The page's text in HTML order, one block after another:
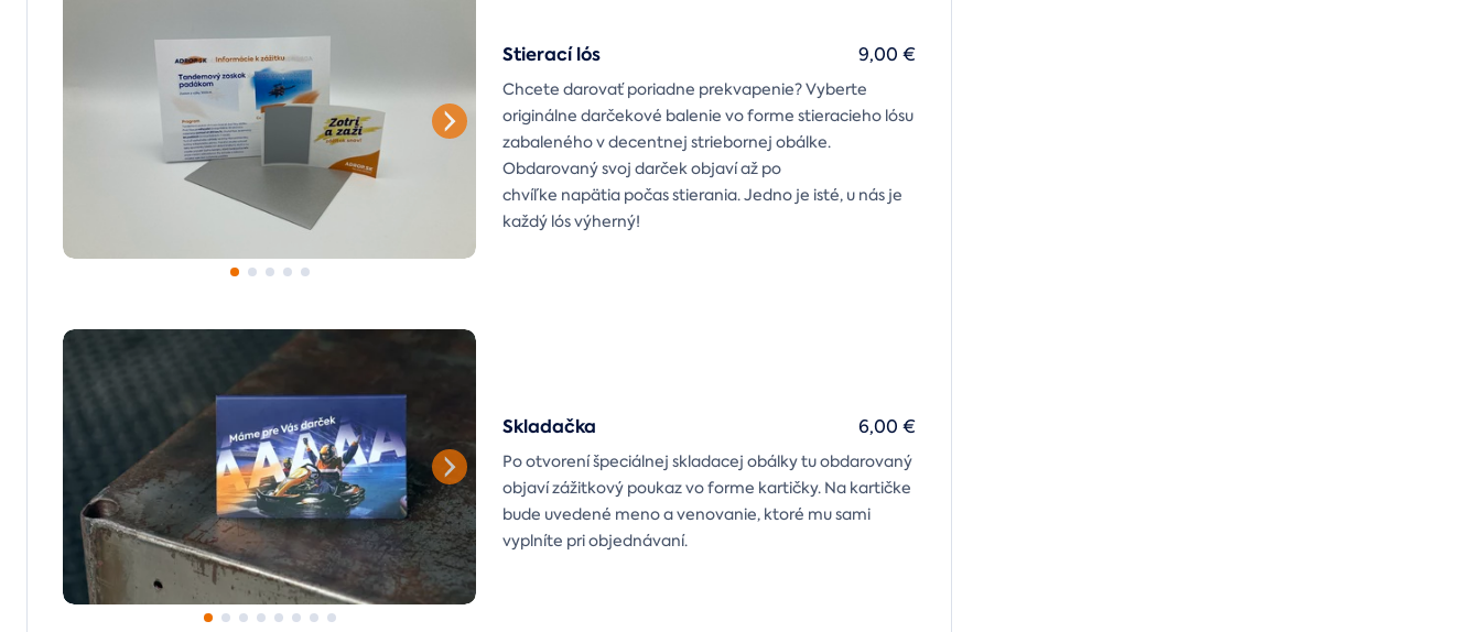
Stierací lós
Chcete darovať poriadne prekvapenie? Vyberte
originálne darčekové balenie vo forme stieracieho lósu
zabaleného v decentnej striebornej obálke.
Obdarovaný svoj darček objaví až po
chvíľke napätia počas stierania. Jedno je isté, u nás je
každý lós výherný!
9,00 €
Skladačka
Po otvorení špeciálnej skladacej obálky tu obdarovaný
objaví zážitkový poukaz vo forme kartičky. Na kartičke
bude uvedené meno a venovanie, ktoré mu sami
vyplníte pri objednávaní.
6,00 €